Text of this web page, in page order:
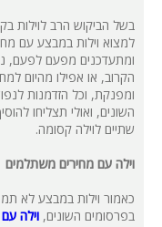
בשל הביקוש הרב לוילות
למצוא וילות במבצע עם
ומתעדכנים מפעם לפעם,
הקרוב, או אפילו מהיום
ומפנקת, וכל הזדמנות
השונים, ואולי תצליחו
שתיים לוילה קסומה.
וילה עם מחירים משתלמים
כאמור וילות במבצע לא
בפרסומים השונים, וילה